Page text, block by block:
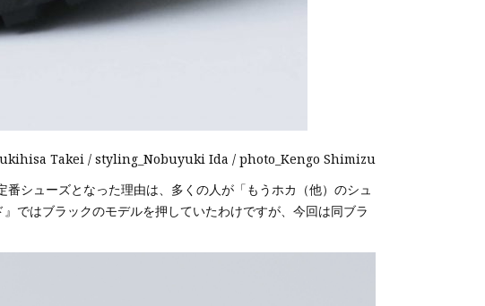
Takei / styling_Nobuyuki Ida / photo_Kengo Shimizu
番シューズとなった理由は、多くの人が「もうホカ（他）のシュ
ではブラックのモデルを押していたわけですが、今回は同ブラ